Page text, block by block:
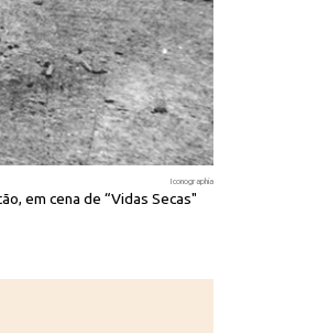
em cena de “Vidas Secas"
Iconographia